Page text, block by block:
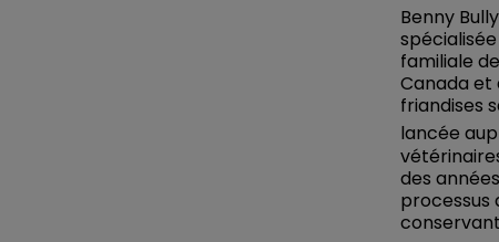
Benny
familiale
Canada et
friandises
lancée
des
processus